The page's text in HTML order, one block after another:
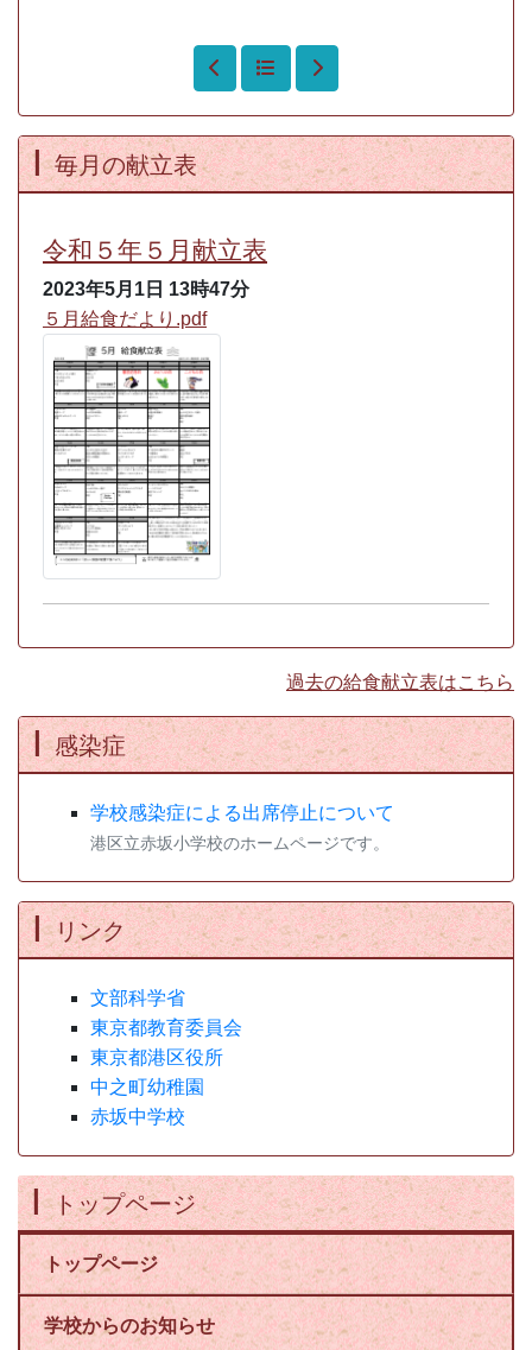
感染症
学校感染症による出席停止について
港区立赤坂小学校のホームページです。
リンク
文部科学省
東京都教育委員会
東京都港区役所
中之町幼稚園
赤坂中学校
トップページ
トップページ
学校からのお知らせ
毎月の献立表
令和５年５月献立表
2023年5月1日 13時47分
５月給食だより.pdf
過去の給食献立表はこちら